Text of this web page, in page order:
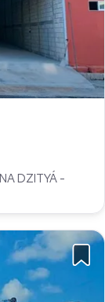
DZITYÁ -